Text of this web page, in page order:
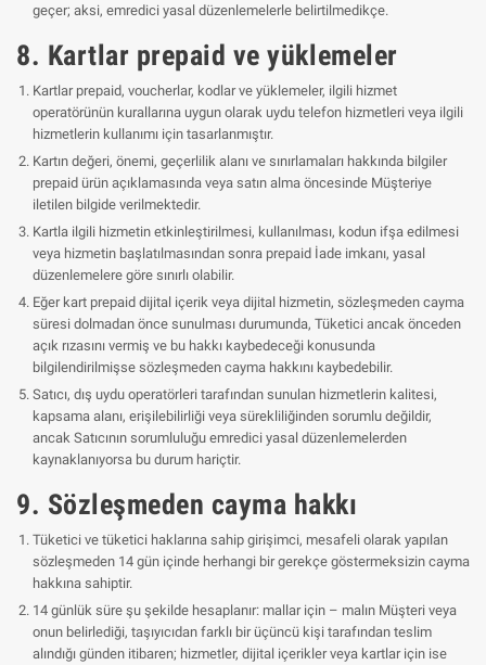
geçer; aksi, emredici yasal düzenlemelerle belirtilmedikçe.
8. Kartlar prepaid ve yüklemeler
Kartlar prepaid, voucherlar, kodlar ve yüklemeler, ilgili hizmet
operatörünün kurallarına uygun olarak uydu telefon hizmetleri veya ilgili
hizmetlerin kullanımı için tasarlanmıştır.
Kartın değeri, önemi, geçerlilik alanı ve sınırlamaları hakkında bilgiler
prepaid ürün açıklamasında veya satın alma öncesinde Müşteriye
iletilen bilgide verilmektedir.
Kartla ilgili hizmetin etkinleştirilmesi, kullanılması, kodun ifşa edilmesi
veya hizmetin başlatılmasından sonra prepaid İade imkanı, yasal
düzenlemelere göre sınırlı olabilir.
Eğer kart prepaid dijital içerik veya dijital hizmetin, sözleşmeden cayma
süresi dolmadan önce sunulması durumunda, Tüketici ancak önceden
açık rızasını vermiş ve bu hakkı kaybedeceği konusunda
bilgilendirilmişse sözleşmeden cayma hakkını kaybedebilir.
Satıcı, dış uydu operatörleri tarafından sunulan hizmetlerin kalitesi,
kapsama alanı, erişilebilirliği veya sürekliliğinden sorumlu değildir,
ancak Satıcının sorumluluğu emredici yasal düzenlemelerden
kaynaklanıyorsa bu durum hariçtir.
9. Sözleşmeden cayma hakkı
Tüketici ve tüketici haklarına sahip girişimci, mesafeli olarak yapılan
sözleşmeden 14 gün içinde herhangi bir gerekçe göstermeksizin cayma
hakkına sahiptir.
14 günlük süre şu şekilde hesaplanır: mallar için – malın Müşteri veya
onun belirlediği, taşıyıcıdan farklı bir üçüncü kişi tarafından teslim
alındığı günden itibaren; hizmetler, dijital içerikler veya kartlar için ise